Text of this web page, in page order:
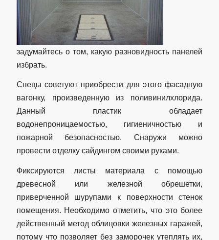
задумайтесь о том, какую разновидность панелей
избрать.
Спецы советуют приобрести для этого фасадную
вагонку, произведенную из поливинилхлорида.
Данный пластик обладает
водонепроницаемостью, гигиеничностью и
пожарной безопасностью. Снаружи можно
провести отделку сайдингом своими руками.
Фиксируются листы материала с помощью
древесной или железной обрешетки,
приверченной шурупами к поверхности стенок
помещения. Необходимо отметить, что это более
действенный метод облицовки железных гаражей,
потому что позволяет без заморочек утеплять их,